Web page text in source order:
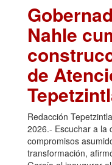
Nahle
de
Redacción
2026.- Escuchar a la
compromisos
transformación,